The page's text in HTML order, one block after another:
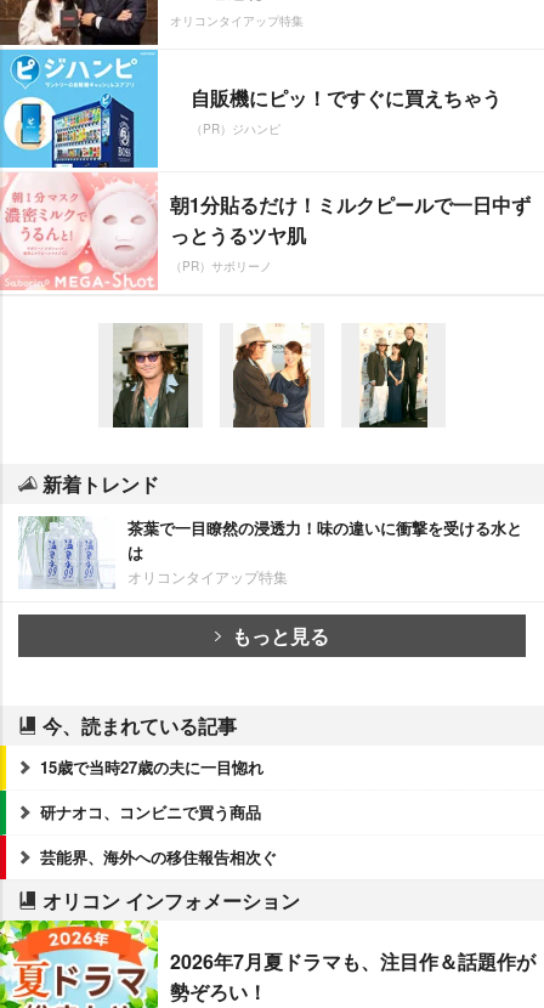
オリコンタイアップ特集
自販機にピッ！ですぐに買えちゃう
（PR）ジハンピ
朝1分貼るだけ！ミルクピールで一日中ず
っとうるツヤ肌
（PR）サボリーノ
新着トレンド
茶葉で一目瞭然の浸透力！味の違いに衝撃を受ける水と
は
オリコンタイアップ特集
もっと見る
今、読まれている記事
15歳で当時27歳の夫に一目惚れ
研ナオコ、コンビニで買う商品
芸能界、海外への移住報告相次ぐ
オリコン インフォメーション
2026年7月夏ドラマも、注目作＆話題作が
勢ぞろい！